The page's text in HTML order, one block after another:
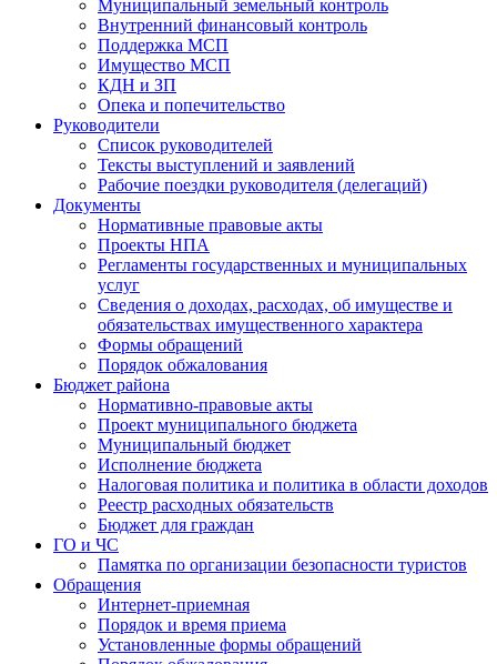
Муниципальный земельный контроль
Внутренний финансовый контроль
Поддержка МСП
Имущество МСП
КДН и ЗП
Опека и попечительство
Руководители
Список руководителей
Тексты выступлений и заявлений
Рабочие поездки руководителя (делегаций)
Документы
Нормативные правовые акты
Проекты НПА
Регламенты государственных и муниципальных
услуг
Сведения о доходах, расходах, об имуществе и
обязательствах имущественного характера
Формы обращений
Порядок обжалования
Бюджет района
Нормативно-правовые акты
Проект муниципального бюджета
Муниципальный бюджет
Исполнение бюджета
Налоговая политика и политика в области доходов
Реестр расходных обязательств
Бюджет для граждан
ГО и ЧС
Памятка по организации безопасности туристов
Обращения
Интернет-приемная
Порядок и время приема
Установленные формы обращений